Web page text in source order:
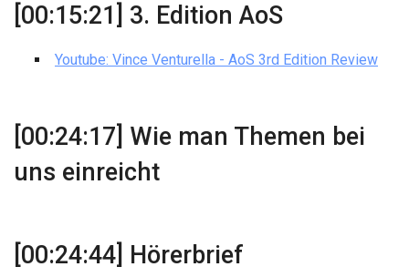
[00:15:21] 3. Edition AoS
Youtube: Vince Venturella - AoS 3rd Edition Review
[00:24:17] Wie man Themen bei
uns einreicht
[00:24:44] Hörerbrief